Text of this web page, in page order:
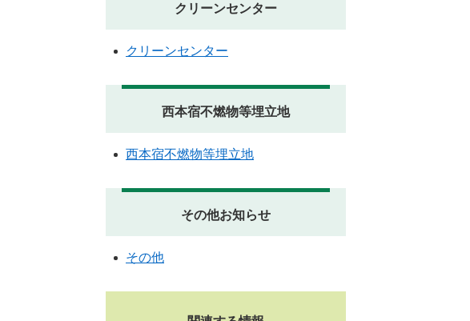
クリーンセンター
クリーンセンター
西本宿不燃物等埋立地
西本宿不燃物等埋立地
その他お知らせ
その他